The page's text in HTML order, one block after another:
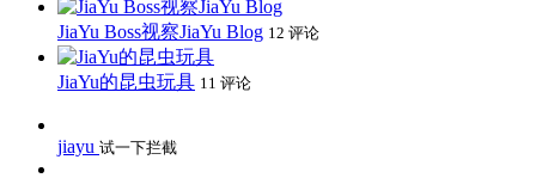
JiaYu Boss视察JiaYu Blog 12 评论
JiaYu的昆虫玩具 11 评论
jiayu 试一下拦截